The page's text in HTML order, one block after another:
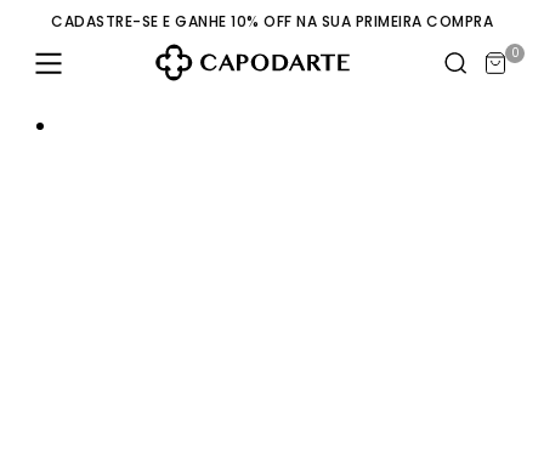
CADASTRE-SE E GANHE 10% OFF NA SUA PRIMEIRA COMPRA
0